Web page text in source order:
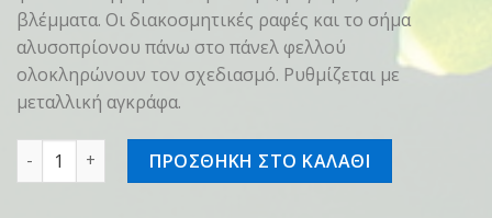
βλέμματα. Οι διακοσμητικές ραφές και το σήμα
αλυσοπρίονου πάνω στο πάνελ φελλού
ολοκληρώνουν τον σχεδιασμό. Ρυθμίζεται με
μεταλλική αγκράφα.
Καπέλλο CORK Καφέ ποσότητα
ΠΡΟΣΘΗΚΗ ΣΤΟ ΚΑΛΑΘΙ